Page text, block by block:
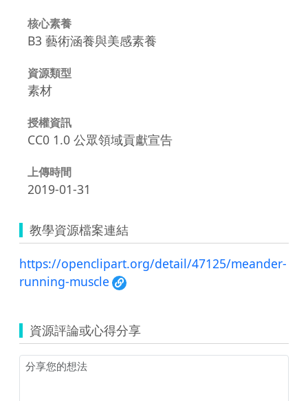
核心素養
B3 藝術涵養與美感素養
資源類型
素材
授權資訊
CC0 1.0 公眾領域貢獻宣告
上傳時間
2019-01-31
教學資源檔案連結
https://openclipart.org/detail/47125/meander-
running-muscle
資源評論或心得分享